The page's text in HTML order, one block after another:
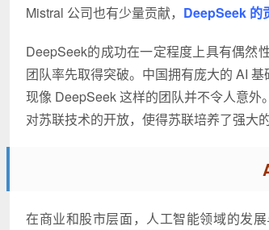
Mistral 公司也有少量贡献， DeepSeek 的
DeepSeek的成功在一定程度上具有偶然
团队率先取得突破。中国拥有庞大的 AI
现像 DeepSeek 这样的团队并不令人意
对苏联技术的开放，使得苏联培养了强大
在商业和股市层面，人工智能领域的发